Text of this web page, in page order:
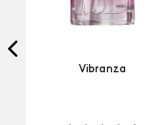
Vibranza